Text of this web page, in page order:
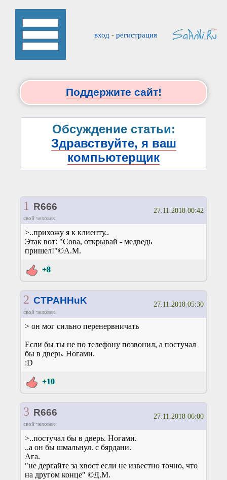
вход - регистрация
Поддержите сайт!
Обсуждение статьи:
Здравствуйте, я ваш
компьютерщик
1 R666
свой человек
27.11.2018 00:42
>..прихожу я к клиенту..
Этак вот: "Сова, открывай - медведь
пришел!"©А.М.
+8
2 CTPAHHuK
свой человек
27.11.2018 05:30
> он мог сильно перенервничать
Если бы ты не по телефону позвонил, а постучал
бы в дверь. Ногами.
:D
+10
3 R666
свой человек
27.11.2018 06:00
>..постучал бы в дверь. Ногами.
..а он бы шмальнул. с бярдани.
Ага.
"не дергайте за хвост если не известно точно, что
на другом конце" ©Д.М.